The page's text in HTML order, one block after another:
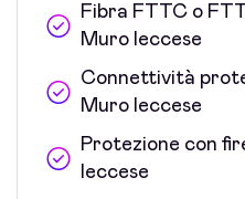
Fibra FTTC o
Muro leccese
Connettività
Muro leccese
Protezione con
leccese